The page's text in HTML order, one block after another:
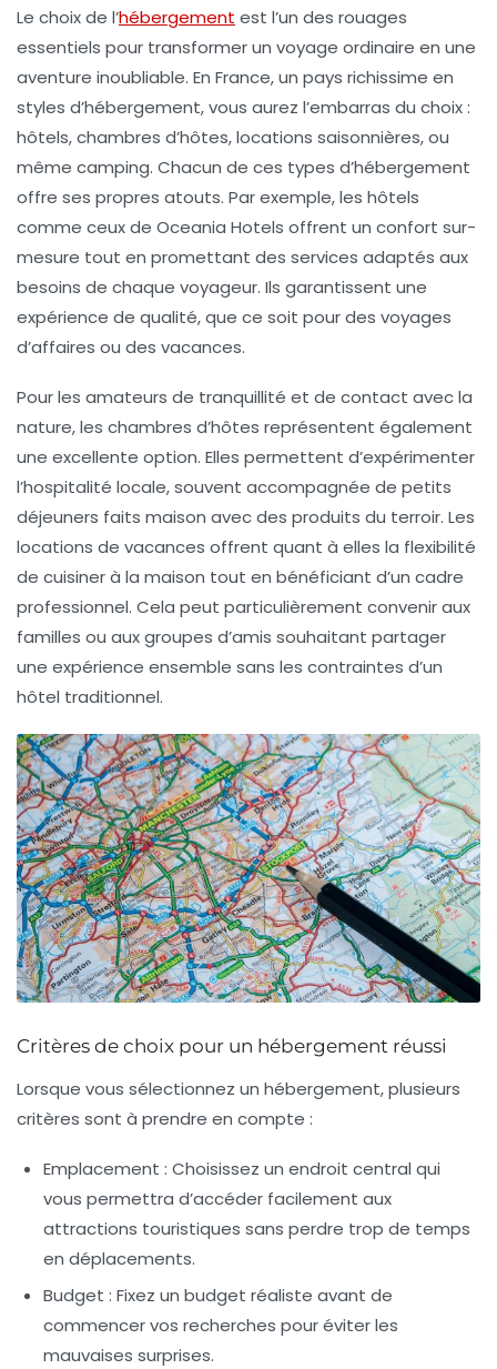
Le choix de l’hébergement est l’un des rouages
essentiels pour transformer un voyage ordinaire en une
aventure inoubliable. En France, un pays richissime en
styles d’hébergement, vous aurez l’embarras du choix :
hôtels, chambres d’hôtes, locations saisonnières, ou
même camping. Chacun de ces types d’hébergement
offre ses propres atouts. Par exemple, les hôtels
comme ceux de Oceania Hotels offrent un confort sur-
mesure tout en promettant des services adaptés aux
besoins de chaque voyageur. Ils garantissent une
expérience de qualité, que ce soit pour des voyages
d’affaires ou des vacances.
Pour les amateurs de tranquillité et de contact avec la
nature, les chambres d’hôtes représentent également
une excellente option. Elles permettent d’expérimenter
l’hospitalité locale, souvent accompagnée de petits
déjeuners faits maison avec des produits du terroir. Les
locations de vacances offrent quant à elles la flexibilité
de cuisiner à la maison tout en bénéficiant d’un cadre
professionnel. Cela peut particulièrement convenir aux
familles ou aux groupes d’amis souhaitant partager
une expérience ensemble sans les contraintes d’un
hôtel traditionnel.
Critères de choix pour un hébergement réussi
Lorsque vous sélectionnez un hébergement, plusieurs
critères sont à prendre en compte :
Emplacement : Choisissez un endroit central qui
vous permettra d’accéder facilement aux
attractions touristiques sans perdre trop de temps
en déplacements.
Budget : Fixez un budget réaliste avant de
commencer vos recherches pour éviter les
mauvaises surprises.